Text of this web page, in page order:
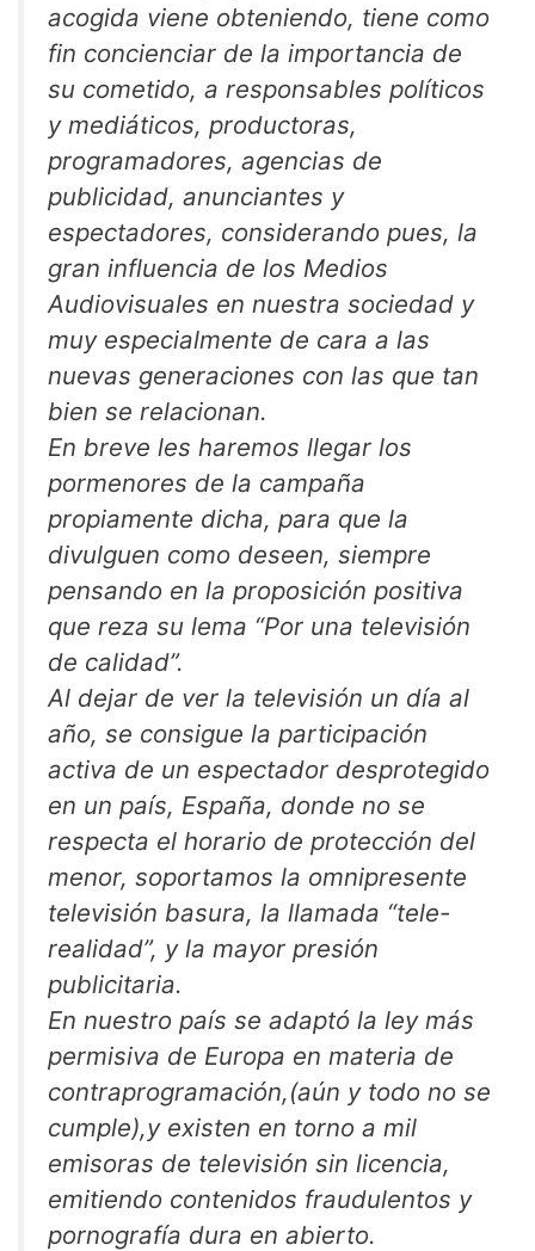
acogida viene obteniendo, tiene como
fin concienciar de la importancia de
su cometido, a responsables políticos
y mediáticos, productoras,
programadores, agencias de
publicidad, anunciantes y
espectadores, considerando pues, la
gran influencia de los Medios
Audiovisuales en nuestra sociedad y
muy especialmente de cara a las
nuevas generaciones con las que tan
bien se relacionan.
En breve les haremos llegar los
pormenores de la campaña
propiamente dicha, para que la
divulguen como deseen, siempre
pensando en la proposición positiva
que reza su lema “Por una televisión
de calidad”.
Al dejar de ver la televisión un día al
año, se consigue la participación
activa de un espectador desprotegido
en un país, España, donde no se
respecta el horario de protección del
menor, soportamos la omnipresente
televisión basura, la llamada “tele-
realidad”, y la mayor presión
publicitaria.
En nuestro país se adaptó la ley más
permisiva de Europa en materia de
contraprogramación,(aún y todo no se
cumple),y existen en torno a mil
emisoras de televisión sin licencia,
emitiendo contenidos fraudulentos y
pornografía dura en abierto.